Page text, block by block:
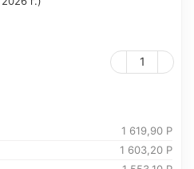
1 619,90 Р
1 603,20 Р